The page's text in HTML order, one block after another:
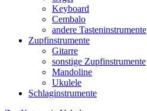
Keyboard
Cembalo
andere Tasteninstrumente
Zupfinstrumente
Gitarre
sonstige Zupfinstrumente
Mandoline
Ukulele
Schlaginstrumente